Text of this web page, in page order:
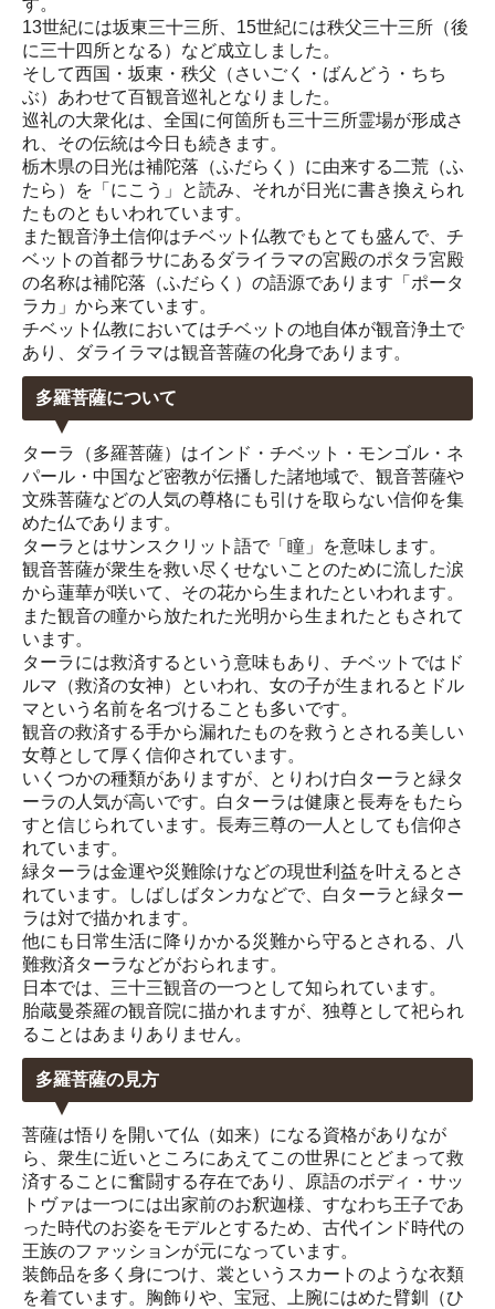
13世紀には坂東三十三所、15世紀には秩父三十三所（後
に三十四所となる）など成立しました。
そして西国・坂東・秩父（さいごく・ばんどう・ちち
ぶ）あわせて百観音巡礼となりました。
巡礼の大衆化は、全国に何箇所も三十三所霊場が形成さ
れ、その伝統は今日も続きます。
栃木県の日光は補陀落（ふだらく）に由来する二荒（ふ
たら）を「にこう」と読み、それが日光に書き換えられ
たものともいわれています。
また観音浄土信仰はチベット仏教でもとても盛んで、チ
ベットの首都ラサにあるダライラマの宮殿のポタラ宮殿
の名称は補陀落（ふだらく）の語源であります「ポータ
ラカ」から来ています。
チベット仏教においてはチベットの地自体が観音浄土で
あり、ダライラマは観音菩薩の化身であります。
多羅菩薩について
ターラ（多羅菩薩）はインド・チベット・モンゴル・ネ
パール・中国など密教が伝播した諸地域で、観音菩薩や
文殊菩薩などの人気の尊格にも引けを取らない信仰を集
めた仏であります。
ターラとはサンスクリット語で「瞳」を意味します。
観音菩薩が衆生を救い尽くせないことのために流した涙
から蓮華が咲いて、その花から生まれたといわれます。
また観音の瞳から放たれた光明から生まれたともされて
います。
ターラには救済するという意味もあり、チベットではド
ルマ（救済の女神）といわれ、女の子が生まれるとドル
マという名前を名づけることも多いです。
観音の救済する手から漏れたものを救うとされる美しい
女尊として厚く信仰されています。
いくつかの種類がありますが、とりわけ白ターラと緑タ
ーラの人気が高いです。白ターラは健康と長寿をもたら
すと信じられています。長寿三尊の一人としても信仰さ
れています。
緑ターラは金運や災難除けなどの現世利益を叶えるとさ
れています。しばしばタンカなどで、白ターラと緑ター
ラは対で描かれます。
他にも日常生活に降りかかる災難から守るとされる、八
難救済ターラなどがおられます。
日本では、三十三観音の一つとして知られています。
胎蔵曼荼羅の観音院に描かれますが、独尊として祀られ
ることはあまりありません。
多羅菩薩の見方
菩薩は悟りを開いて仏（如来）になる資格がありなが
ら、衆生に近いところにあえてこの世界にとどまって救
済することに奮闘する存在であり、原語のボディ・サッ
トヴァは一つには出家前のお釈迦様、すなわち王子であ
った時代のお姿をモデルとするため、古代インド時代の
王族のファッションが元になっています。
装飾品を多く身につけ、裳というスカートのような衣類
を着ています。胸飾りや、宝冠、上腕にはめた臂釧（ひ